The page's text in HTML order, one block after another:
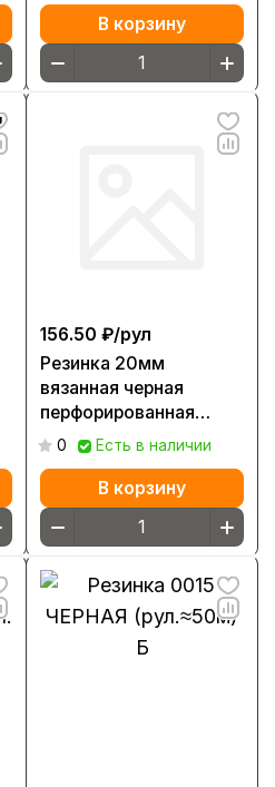
В корзину
156.50 ₽/рул
Резинка 20мм
вязанная черная
перфорированная
(рул.- ≈25 МЕТРОВ) Б
0 Есть в наличии
В корзину